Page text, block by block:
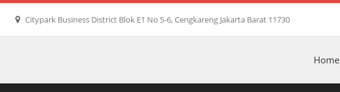
Citypark Business District Blok E1 No 5-6, Cengkareng Jakarta Barat 11730
Home